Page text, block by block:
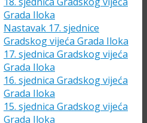
Grada Iloka
Nastavak 17. sjednice
Gradskog vijeća Grada Iloka
17. sjednica Gradskog vijeća
Grada Iloka
16. sjednica Gradskog vijeća
Grada Iloka
15. sjednica Gradskog vijeća
Grada Iloka